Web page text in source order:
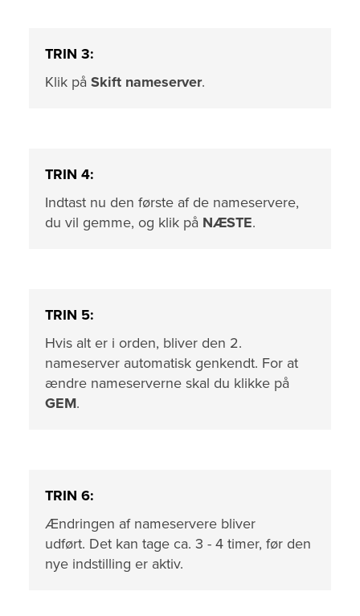
TRIN 3:
Klik på Skift nameserver.
TRIN 4:
Indtast nu den første af de nameservere,
du vil gemme, og klik på NÆSTE.
TRIN 5:
Hvis alt er i orden, bliver den 2.
nameserver automatisk genkendt. For at
ændre nameserverne skal du klikke på
GEM.
TRIN 6:
Ændringen af nameservere bliver
udført. Det kan tage ca. 3 - 4 timer, før den
nye indstilling er aktiv.